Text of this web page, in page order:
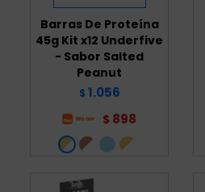
Barras De Proteína
45g Kit x12 Underfive
- Sabor Salted
Peanut
$ 1.056
$ 898